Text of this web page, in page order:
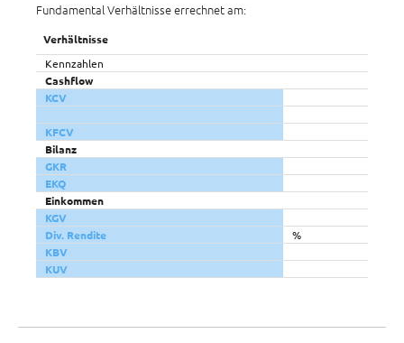
Fundamental Verhältnisse errechnet am:
Verhältnisse
Kennzahlen
Cashflow
KCV
KFCV
Bilanz
GKR
EKQ
Einkommen
KGV
Div. Rendite
%
KBV
KUV